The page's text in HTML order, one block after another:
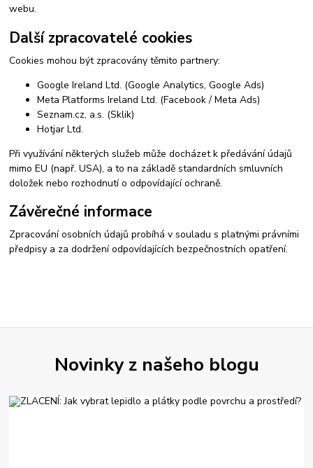
webu.
Další zpracovatelé cookies
Cookies mohou být zpracovány těmito partnery:
Google Ireland Ltd. (Google Analytics, Google Ads)
Meta Platforms Ireland Ltd. (Facebook / Meta Ads)
Seznam.cz, a.s. (Sklik)
Hotjar Ltd.
Při využívání některých služeb může docházet k předávání údajů
mimo EU (např. USA), a to na základě standardních smluvních
doložek nebo rozhodnutí o odpovídající ochraně.
Závěrečné informace
Zpracování osobních údajů probíhá v souladu s platnými právními
předpisy a za dodržení odpovídajících bezpečnostních opatření.
Novinky z našeho blogu